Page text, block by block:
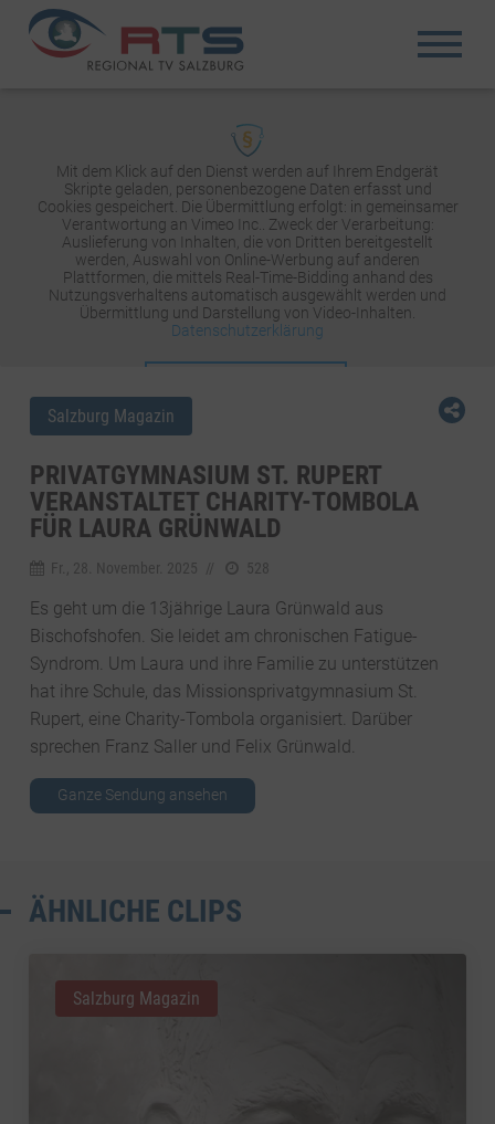
Mit dem Klick auf den Dienst werden auf Ihrem Endgerät
Skripte geladen, personenbezogene Daten erfasst und
Cookies gespeichert. Die Übermittlung erfolgt: in gemeinsamer
Verantwortung an Vimeo Inc.. Zweck der Verarbeitung:
Auslieferung von Inhalten, die von Dritten bereitgestellt
werden, Auswahl von Online-Werbung auf anderen
Plattformen, die mittels Real-Time-Bidding anhand des
Nutzungsverhaltens automatisch ausgewählt werden und
Übermittlung und Darstellung von Video-Inhalten.
Datenschutzerklärung
Salzburg Magazin
PRIVATGYMNASIUM ST. RUPERT
VERANSTALTET CHARITY-TOMBOLA
FÜR LAURA GRÜNWALD
Fr., 28. November. 2025 528
Es geht um die 13jährige Laura Grünwald aus
Bischofshofen. Sie leidet am chronischen Fatigue-
Syndrom. Um Laura und ihre Familie zu unterstützen
hat ihre Schule, das Missionsprivatgymnasium St.
Rupert, eine Charity-Tombola organisiert. Darüber
sprechen Franz Saller und Felix Grünwald.
Ganze Sendung ansehen
ÄHNLICHE CLIPS
Salzburg Magazin